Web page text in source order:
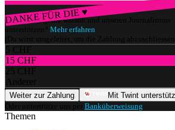
DANKE FÜR DIE ♥
Würdest du gerne watson und unseren Journalismus
unterstützen? Mehr erfahren
(Du wirst umgeleitet, um die Zahlung abzuschliessen.)
5 CHF
15 CHF
25 CHF
Anderer
Weiter zur Zahlung
Mit Twint
Oder unterstütze uns per Banküberweisung
Themen